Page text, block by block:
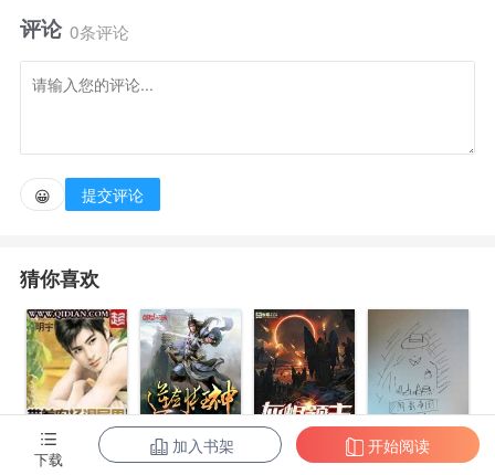
市，吞噬百万人，在数颗核弹爆炸下缓缓离去。
来到这个危险世界，意外获得一个蝾螈分身的陈楚有
拍视频赚流量？去小溪抓虾米？还是……进化成巨
渐渐朝着神话传说的灭世巨兽进化。
体长百米，千米，数万米……而在同步强化的特性
下，陈楚的本体也在变强，力量越来越大，速度越来越
快，甚至……
评论 0条评论
😀 提交评论
猜你喜欢
带着农场混异
逆剑狂神
灰烬领主
阴影帝国
下载
加入书架 开始阅读